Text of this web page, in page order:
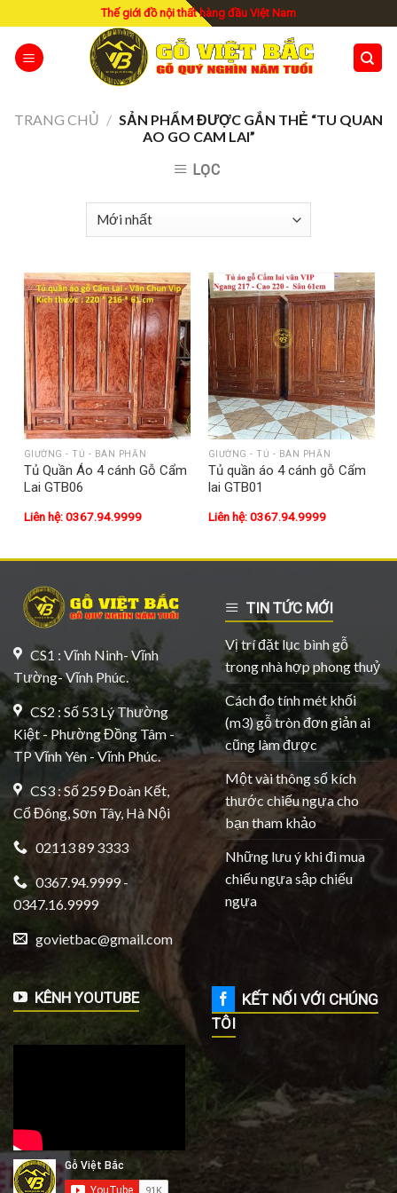
to
content
Thế giới đồ nội thất hàng đầu Việt Nam
TRANG CHỦ / SẢN PHẨM ĐƯỢC GẮN THẺ “TU QUAN
AO GO CAM LAI”
LỌC
GIƯỜNG - TỦ - BÀN PHẤN
Tủ Quần Áo 4 cánh Gỗ Cẩm
Lai GTB06
Liên hệ: 0367.94.9999
GIƯỜNG - TỦ - BÀN PHẤN
Tủ quần áo 4 cánh gỗ Cẩm
lai GTB01
Liên hệ: 0367.94.9999
CS1 : Vĩnh Ninh- Vĩnh
Tường- Vĩnh Phúc.
CS2 : Số 53 Lý Thường
Kiệt - Phường Đồng Tâm -
TP Vĩnh Yên - Vĩnh Phúc.
CS3 : Số 259 Đoàn Kết,
Cổ Đông, Sơn Tây, Hà Nội
02113 89 3333
0367.94.9999 -
0347.16.9999
govietbac@gmail.com
TIN TỨC MỚI
Vị trí đặt lục bình gỗ
trong nhà hợp phong thuỷ
Cách đo tính mét khối
(m3) gỗ tròn đơn giản ai
cũng làm được
Một vài thông số kích
thước chiếu ngựa cho
bạn tham khảo
Những lưu ý khi đi mua
chiếu ngựa sập chiếu
ngựa
KÊNH YOUTUBE
KẾT NỐI VỚI CHÚNG
TÔI